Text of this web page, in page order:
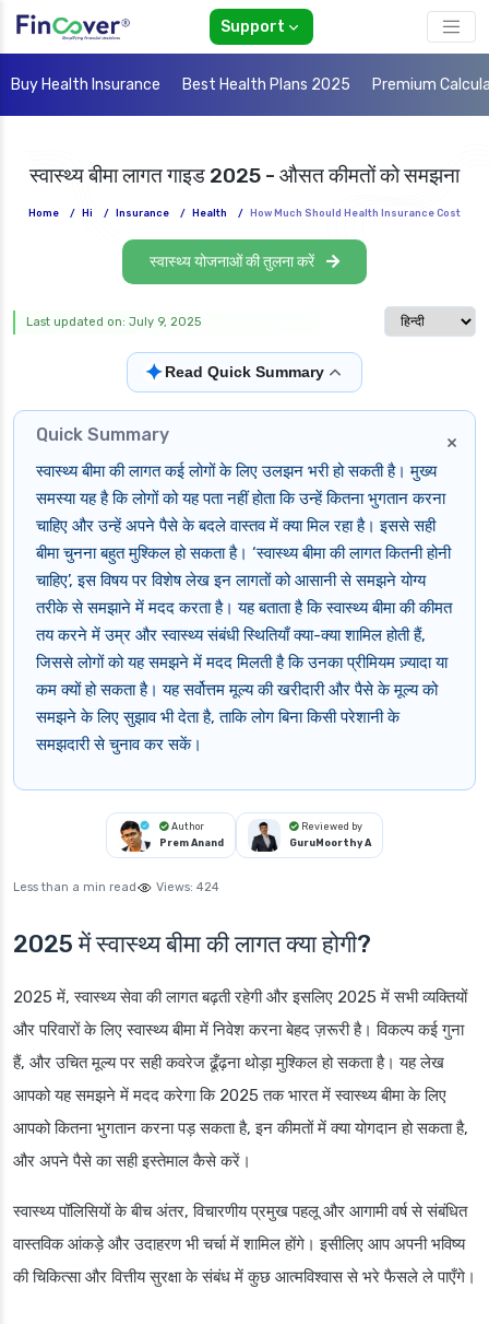
Support
Buy Health Insurance Best Health Plans 2025 Premium
स्वास्थ्य बीमा लागत गाइड 2025 - औसत कीमतों को समझना
Home / Hi / Insurance / Health / How Much Should Health Insurance Cost
स्वास्थ्य योजनाओं की तुलना करें
Select
Last updated on: July 9, 2025
✦Read Quick Summary
×
Quick Summary
स्वास्थ्य बीमा की लागत कई लोगों के लिए उलझन भरी हो सकती है। मुख्य
समस्या यह है कि लोगों को यह पता नहीं होता कि उन्हें कितना भुगतान करना
चाहिए और उन्हें अपने पैसे के बदले वास्तव में क्या मिल रहा है। इससे सही
बीमा चुनना बहुत मुश्किल हो सकता है। ‘स्वास्थ्य बीमा की लागत कितनी होनी
चाहिए’, इस विषय पर विशेष लेख इन लागतों को आसानी से समझने योग्य
तरीके से समझाने में मदद करता है। यह बताता है कि स्वास्थ्य बीमा की कीमत
तय करने में उम्र और स्वास्थ्य संबंधी स्थितियाँ क्या-क्या शामिल होती हैं,
जिससे लोगों को यह समझने में मदद मिलती है कि उनका प्रीमियम ज़्यादा या
कम क्यों हो सकता है। यह सर्वोत्तम मूल्य की खरीदारी और पैसे के मूल्य को
समझने के लिए सुझाव भी देता है, ताकि लोग बिना किसी परेशानी के
समझदारी से चुनाव कर सकें।
Author
Prem Anand
Reviewed by
GuruMoorthy A
Less than a min read Views: 424
2025 में स्वास्थ्य बीमा की लागत क्या होगी?
2025 में, स्वास्थ्य सेवा की लागत बढ़ती रहेगी और इसलिए 2025 में सभी व्यक्तियों
और परिवारों के लिए स्वास्थ्य बीमा में निवेश करना बेहद ज़रूरी है। विकल्प कई गुना
हैं, और उचित मूल्य पर सही कवरेज ढूँढ़ना थोड़ा मुश्किल हो सकता है। यह लेख
आपको यह समझने में मदद करेगा कि 2025 तक भारत में स्वास्थ्य बीमा के लिए
आपको कितना भुगतान करना पड़ सकता है, इन कीमतों में क्या योगदान हो सकता है,
और अपने पैसे का सही इस्तेमाल कैसे करें।
स्वास्थ्य पॉलिसियों के बीच अंतर, विचारणीय प्रमुख पहलू और आगामी वर्ष से संबंधित
वास्तविक आंकड़े और उदाहरण भी चर्चा में शामिल होंगे। इसीलिए आप अपनी भविष्य
की चिकित्सा और वित्तीय सुरक्षा के संबंध में कुछ आत्मविश्वास से भरे फैसले ले पाएँगे।